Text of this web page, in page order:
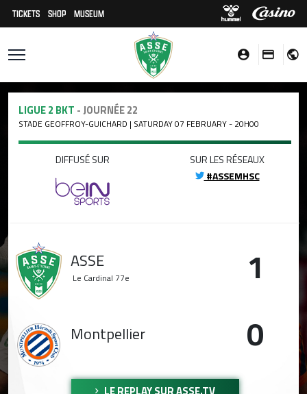
TICKETS SHOP MUSEUM
LIGUE 2 BKT - JOURNÉE 22
STADE GEOFFROY-GUICHARD | SATURDAY 07 FEBRUARY - 20H00
DIFFUSÉ SUR
SUR LES RÉSEAUX
#ASSEMHSC
ASSE
Le Cardinal 77e 1
Montpellier 0